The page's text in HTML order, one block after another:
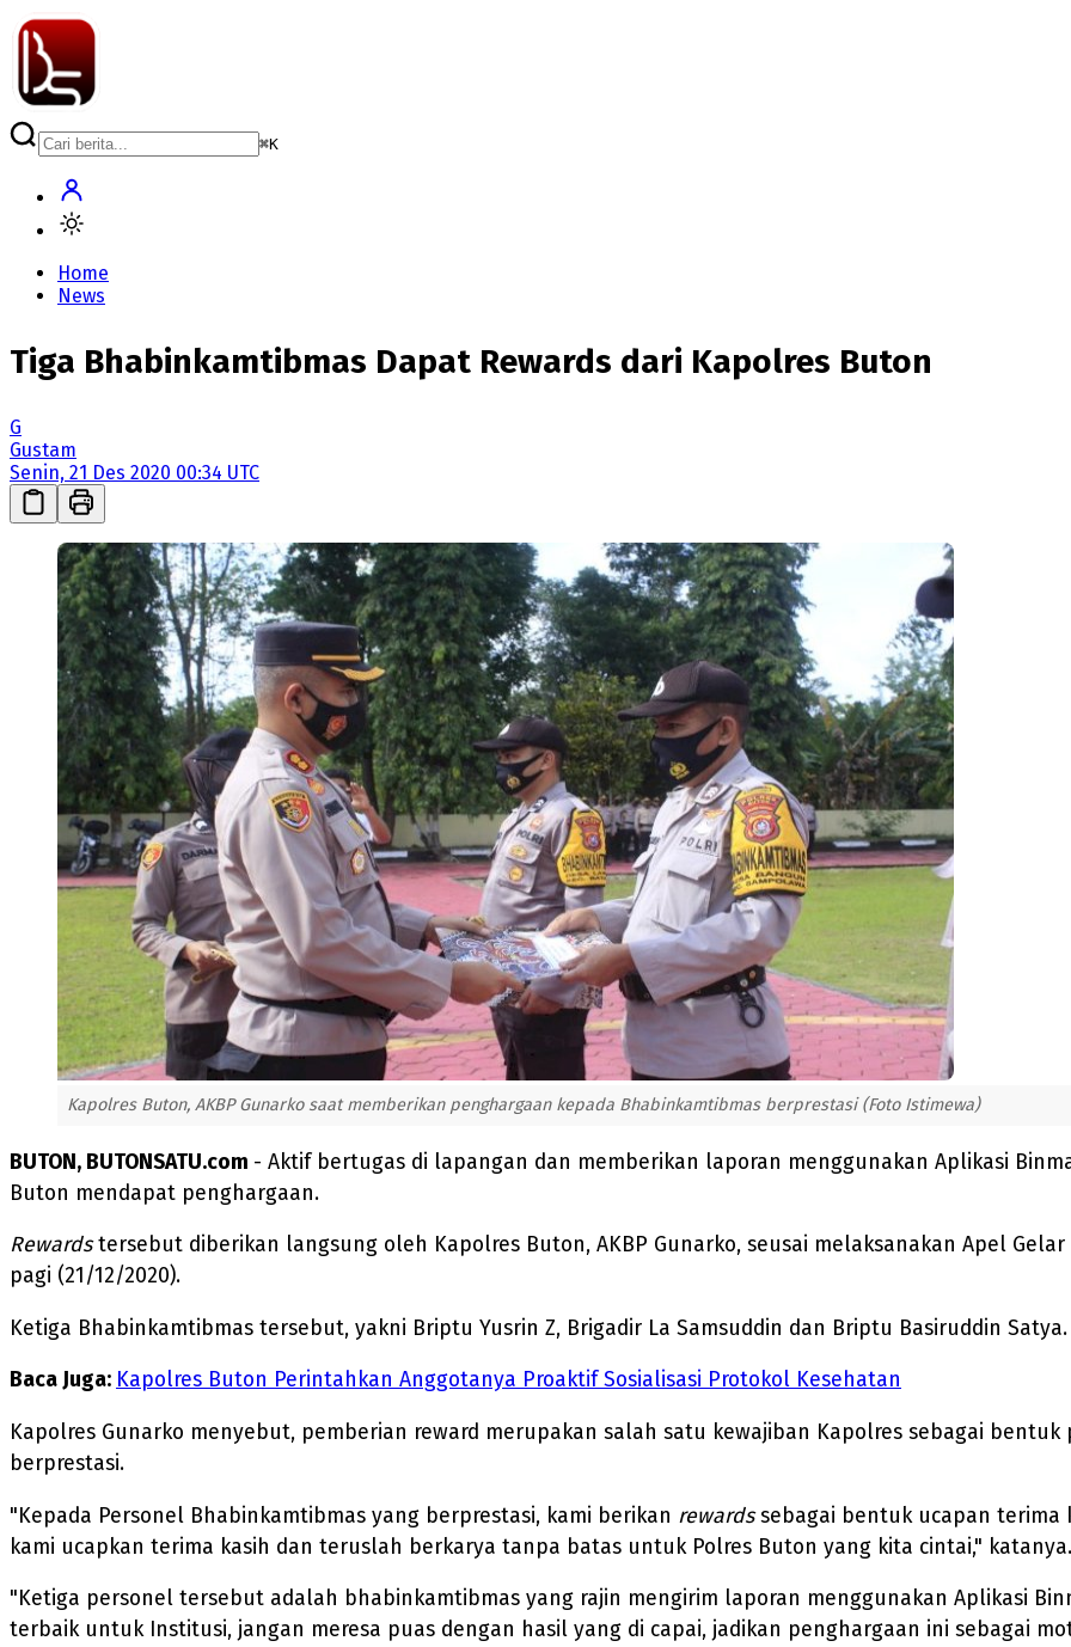
⌘K
Home
News
Tiga Bhabinkamtibmas Dapat Rewards dari Kapolres Buton
G
Gustam
Senin, 21 Des 2020 00:34 UTC
Kapolres Buton, AKBP Gunarko saat memberikan penghargaan kepada Bhabinkamtibmas berprestasi (Foto Istimewa)
BUTON, BUTONSATU.com - Aktif bertugas di lapangan dan memberikan laporan menggunakan Aplikasi
Buton mendapat penghargaan.
Rewardstersebut diberikan langsung oleh Kapolres Buton, AKBP Gunarko, seusai melaksanakan Apel
pagi (21/12/2020).
Ketiga Bhabinkamtibmas tersebut, yakni Briptu Yusrin Z, Brigadir La Samsuddin dan Briptu Basiruddin Satya.
Baca Juga: Kapolres Buton Perintahkan Anggotanya Proaktif Sosialisasi Protokol Kesehatan
Kapolres Gunarko menyebut, pemberian reward merupakan salah satu kewajiban Kapolres sebagai
berprestasi.
"Kepada Personel Bhabinkamtibmas yang berprestasi, kami berikan rewardssebagai bentuk ucapan terima
kami ucapkan terima kasih dan teruslah berkarya tanpa batas untuk Polres Buton yang kita cintai," katanya.
"Ketiga personel tersebut adalah bhabinkamtibmas yang rajin mengirim laporan menggunakan Aplikasi
terbaik untuk Institusi, jangan meresa puas dengan hasil yang di capai, jadikan penghargaan ini sebagai